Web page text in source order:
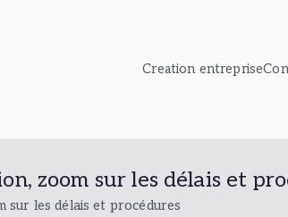
Creation entreprise
zoom sur les délais et
sur les délais et procédures